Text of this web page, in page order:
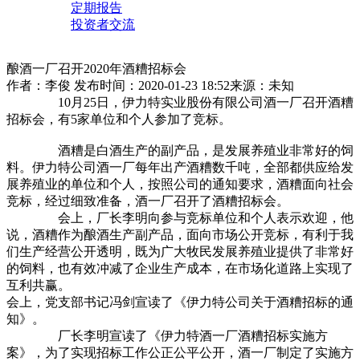
定期报告
投资者交流
酿酒一厂召开2020年酒糟招标会
作者：李俊 发布时间：2020-01-23 18:52来源：未知
10月25日，伊力特实业股份有限公司酒一厂召开酒糟
招标会，有5家单位和个人参加了竞标。
酒糟是白酒生产的副产品，是发展养殖业非常好的饲
料。伊力特公司酒一厂每年出产酒糟数千吨，全部都供应给发
展养殖业的单位和个人，按照公司的通知要求，酒糟面向社会
竞标，经过细致准备，酒一厂召开了酒糟招标会。
会上，厂长李明向参与竞标单位和个人表示欢迎，他
说，酒糟作为酿酒生产副产品，面向市场公开竞标，有利于我
们生产经营公开透明，既为广大牧民发展养殖业提供了非常好
的饲料，也有效冲减了企业生产成本，在市场化道路上实现了
互利共赢。
会上，党支部书记冯剑宣读了《伊力特公司关于酒糟招标的通
知》。
厂长李明宣读了《伊力特酒一厂酒糟招标实施方
案》，为了实现招标工作公正公平公开，酒一厂制定了实施方